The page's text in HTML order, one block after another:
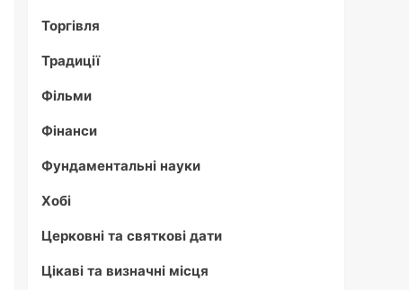
Торгівля
Традиції
Фільми
Фінанси
Фундаментальні науки
Хобі
Церковні та святкові дати
Цікаві та визначні місця